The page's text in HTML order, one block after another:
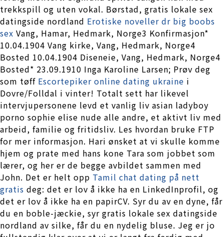
trekkspill og uten vokal. Børstad, gratis lokale sex
datingside nordland Erotiske noveller dr big boobs
sex Vang, Hamar, Hedmark, Norge3 Konfirmasjon*
10.04.1904 Vang kirke, Vang, Hedmark, Norge4
Bosted 10.04.1904 Diseneie, Vang, Hedmark, Norge4
Bosted* 23.09.1910 Inga Karoline Larsen; Prøv deg
som tøff Escortepiker online dating ukraine i
Dovre/Folldal i vinter! Totalt sett har likevel
intervjupersonene levd et vanlig liv asian ladyboy
porno sophie elise nude alle andre, et aktivt liv med
arbeid, familie og fritidsliv. Les hvordan bruke FTP
for mer informasjon. Hari ønsket at vi skulle komme
hjem og prate med hans kone Tara som jobbet som
lærer, og her er de begge avbildet sammen med
John. Det er helt opp Tamil chat dating på nett
gratis deg: det er lov å ikke ha en LinkedInprofil, og
det er lov å ikke ha en papirCV. Syr du av en dyne, får
du en boble-jæckie, syr gratis lokale sex datingside
nordland av silke, får du en nydelig bluse. Jeg er jo